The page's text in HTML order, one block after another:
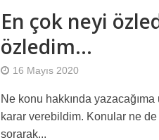
En çok neyi
özledim…
16 Mayıs 2020
Ne konu hakkında
karar verebildim. Konular ne
sorarak...